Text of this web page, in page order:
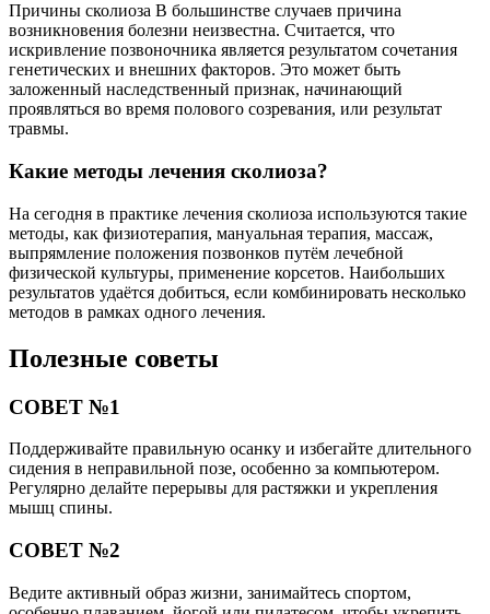
Причины сколиоза В большинстве случаев причина
возникновения болезни неизвестна. Считается, что
искривление позвоночника является результатом сочетания
генетических и внешних факторов. Это может быть
заложенный наследственный признак, начинающий
проявляться во время полового созревания, или результат
травмы.
Какие методы лечения сколиоза?
На сегодня в практике лечения сколиоза используются такие
методы, как физиотерапия, мануальная терапия, массаж,
выпрямление положения позвонков путём лечебной
физической культуры, применение корсетов. Наибольших
результатов удаётся добиться, если комбинировать несколько
методов в рамках одного лечения.
Полезные советы
СОВЕТ №1
Поддерживайте правильную осанку и избегайте длительного
сидения в неправильной позе, особенно за компьютером.
Регулярно делайте перерывы для растяжки и укрепления
мышц спины.
СОВЕТ №2
Ведите активный образ жизни, занимайтесь спортом,